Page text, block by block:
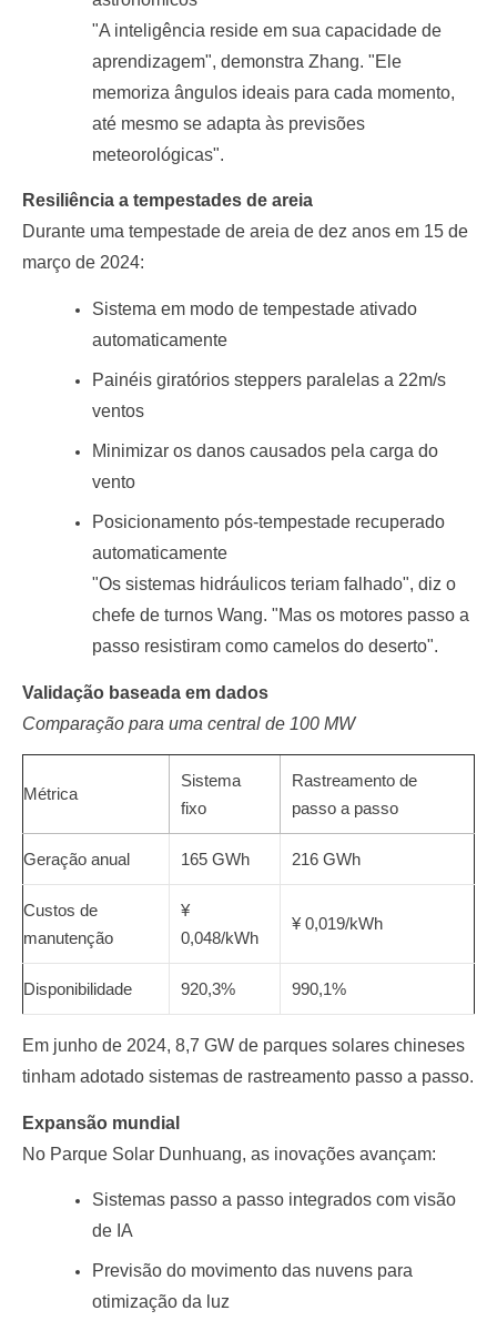
"A inteligência reside em sua capacidade de
aprendizagem", demonstra Zhang. "Ele
memoriza ângulos ideais para cada momento,
até mesmo se adapta às previsões
meteorológicas".
Resiliência a tempestades de areia
Durante uma tempestade de areia de dez anos em 15 de
março de 2024:
Sistema em modo de tempestade ativado
automaticamente
Painéis giratórios steppers paralelas a 22m/s
ventos
Minimizar os danos causados pela carga do
vento
Posicionamento pós-tempestade recuperado
automaticamente
"Os sistemas hidráulicos teriam falhado", diz o
chefe de turnos Wang. "Mas os motores passo a
passo resistiram como camelos do deserto".
Validação baseada em dados
Comparação para uma central de 100 MW
Métrica
Sistema
fixo
Rastreamento de
passo a passo
Geração anual 165 GWh 216 GWh
Custos de
manutenção
¥
0,048/kWh
¥ 0,019/kWh
Disponibilidade 920,3% 990,1%
Em junho de 2024, 8,7 GW de parques solares chineses
tinham adotado sistemas de rastreamento passo a passo.
Expansão mundial
No Parque Solar Dunhuang, as inovações avançam:
Sistemas passo a passo integrados com visão
de IA
Previsão do movimento das nuvens para
otimização da luz